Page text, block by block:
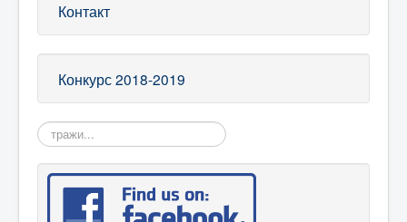
Контакт
Конкурс 2018-2019
Search: